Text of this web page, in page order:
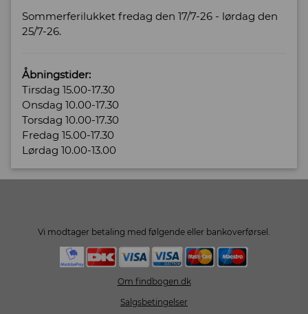
Sommerferilukket fredag den 17/7-26 - lørdag den
25/7-26.
Åbningstider:
Tirsdag 15.00-17.30
Onsdag 10.00-17.30
Torsdag 10.00-17.30
Fredag 15.00-17.30
Lørdag 10.00-13.00
Vi modtager betaling med følgende eller bankoverførsel.
Om findbogen.dk
Salgsbetingelser